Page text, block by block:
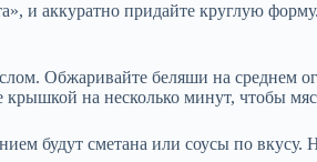
и аккуратно придайте круглую
Обжаривайте беляши на среднем
крышкой на несколько минут, чтобы
будут сметана или соусы по вкусу.